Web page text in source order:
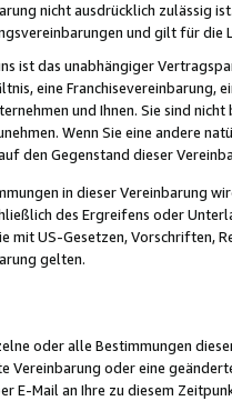
nicht ausdrücklich zulässig
und gilt für die
ist das unabhängiger
eine Franchisevereinbarung,
und Ihnen. Sie sind
Wenn Sie eine andere
den Gegenstand dieser
in dieser Vereinbarung
des Ergreifens oder
mit US-Gesetzen, Vorschriften,
gelten.
oder alle Bestimmungen
Vereinbarung oder eine
E-Mail an Ihre zu diesem